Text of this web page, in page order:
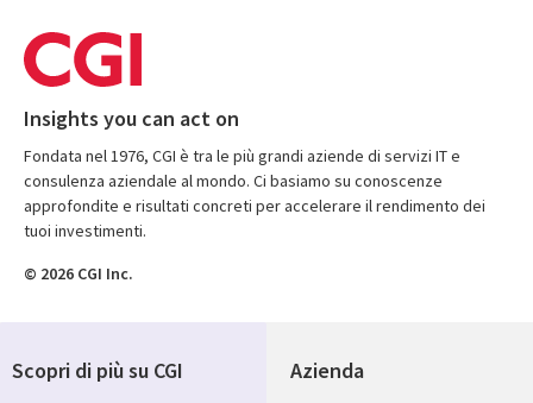
Insights you can act on
Fondata nel 1976, CGI è tra le più grandi aziende di servizi IT e
consulenza aziendale al mondo. Ci basiamo su conoscenze
approfondite e risultati concreti per accelerare il rendimento dei
tuoi investimenti.
© 2026 CGI Inc.
Azienda
Scopri di più su CGI